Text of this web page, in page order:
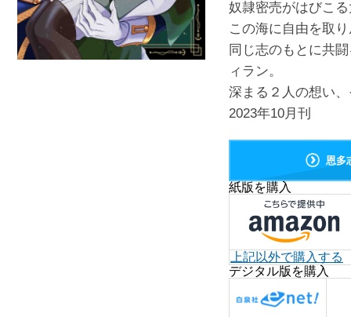
奴隷密売がはびこ
この海に自由を取
同じ志のもとに共
ィラン。
深まる２人の想い
2023年10月刊
恩多
紙版を購入
上記以外で購入する
デジタル版を購入